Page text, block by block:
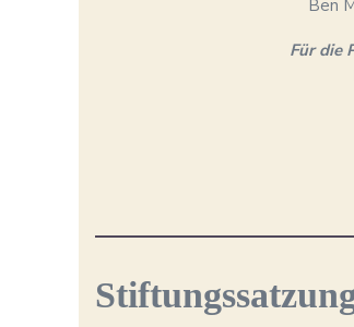
Ben
Für die